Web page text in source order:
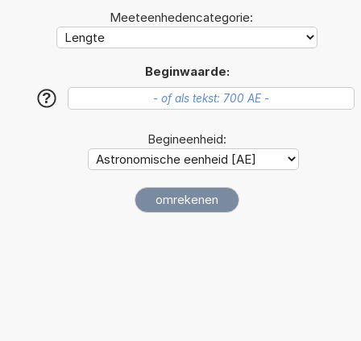
Meeteenhedencategorie:
Beginwaarde:
?
Begineenheid: